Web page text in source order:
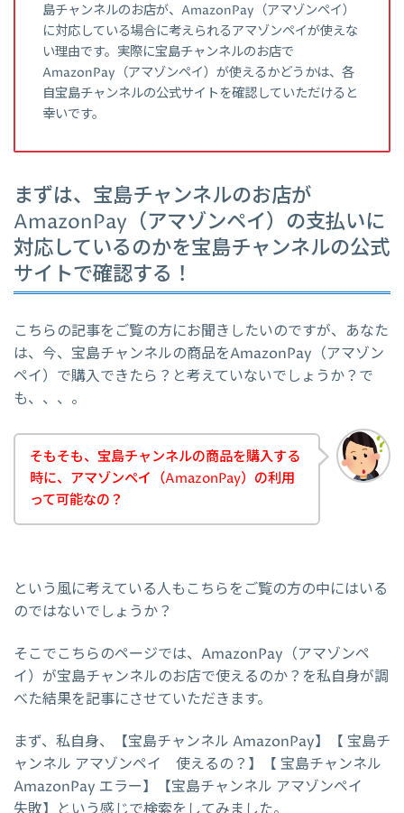
島チャンネルのお店が、AmazonPay（アマゾンペイ）
に対応している場合に考えられるアマゾンペイが使えな
い理由です。実際に宝島チャンネルのお店で
AmazonPay（アマゾンペイ）が使えるかどうかは、各
自宝島チャンネルの公式サイトを確認していただけると
幸いです。
まずは、宝島チャンネルのお店が
AmazonPay（アマゾンペイ）の支払いに
対応しているのかを宝島チャンネルの公式
サイトで確認する！
こちらの記事をご覧の方にお聞きしたいのですが、あなた
は、今、宝島チャンネルの商品をAmazonPay（アマゾン
ペイ）で購入できたら？と考えていないでしょうか？で
も、、、。
そもそも、宝島チャンネルの商品を購入する
時に、アマゾンペイ（AmazonPay）の利用
って可能なの？
という風に考えている人もこちらをご覧の方の中にはいる
のではないでしょうか？
そこでこちらのページでは、AmazonPay（アマゾンペ
イ）が宝島チャンネルのお店で使えるのか？を私自身が調
べた結果を記事にさせていただきます。
まず、私自身、【宝島チャンネル AmazonPay】【 宝島チ
ャンネル アマゾンペイ 使えるの？】【 宝島チャンネル
AmazonPay エラー】【宝島チャンネル アマゾンペイ